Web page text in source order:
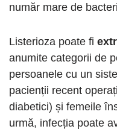
număr mare de
Listerioza poate fi
anumite categorii de
persoanele cu un
pacienții recent
diabetici) și femeile
urmă, infecția poate